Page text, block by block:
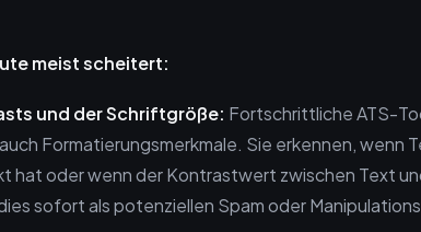
meist scheitert:
und der Schriftgröße: Fortschrittliche ATS-
Formatierungsmerkmale. Sie erkennen, wenn
hat oder wenn der Kontrastwert zwischen Text
sofort als potenziellen Spam oder